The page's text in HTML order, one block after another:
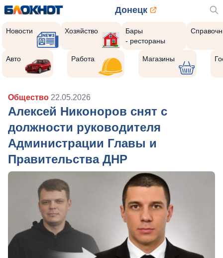
Донецк
Новости Хозяйство
Бары
- рестораны
Авто Работа Магазины
Общество 22.05.2026
Алексей Никоноров снят с
должности руководителя
Администрации Главы и
Правительства ДНР